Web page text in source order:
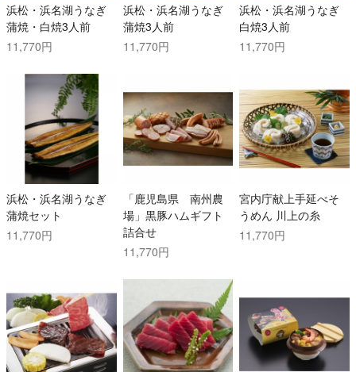
浜松・浜名湖うなぎ
蒲焼・白焼3人前
11,770円
浜松・浜名湖うなぎ
蒲焼3人前
11,770円
浜松・浜名湖うなぎ
白焼3人前
11,770円
浜松・浜名湖うなぎ
蒲焼セット
11,770円
「鹿児島県 南州農
場」黒豚ハムギフト
詰合せ
11,770円
宮内庁献上手延べそ
うめん 川上の糸
11,770円